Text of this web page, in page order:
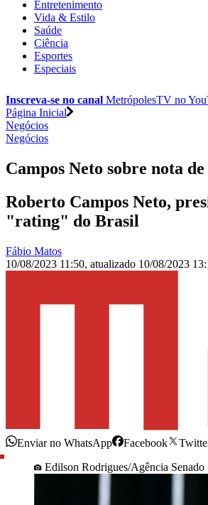
Entretenimento
Vida & Estilo
Saúde
Ciência
Esportes
Especiais
Inscreva-se no canal MetrópolesTV no
Página Inicial
Negócios
Negócios
Campos Neto sobre nota
Roberto Campos Neto,
"rating" do Brasil
Fábio Matos
10/08/2023 11:50, atualizado 10/08/2023
Enviar no WhatsApp Facebook
Edilson Rodrigues/Agência Senado